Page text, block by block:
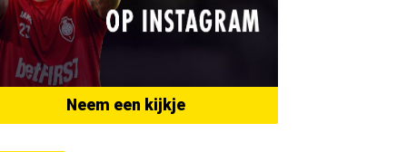
Neem een kijkje